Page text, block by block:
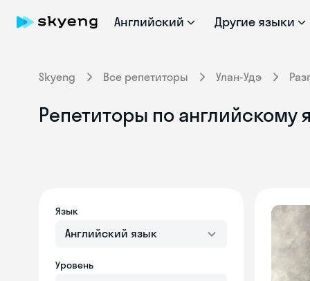
Английский Другие языки
Skyeng Все репетиторы Улан-Удэ
Репетиторы по английскому
Язык
Английский язык
Уровень